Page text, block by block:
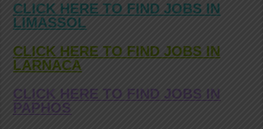
CLICK HERE TO FIND JOBS IN
LIMASSOL
CLICK HERE TO FIND JOBS IN
LARNACA
CLICK HERE TO FIND JOBS IN
PAPHOS